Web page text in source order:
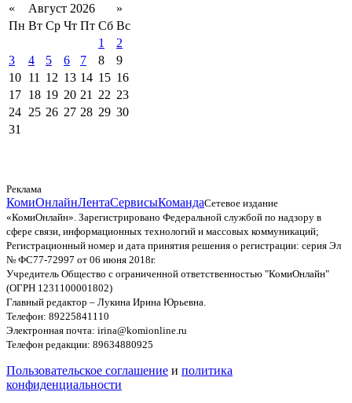
« Август 2026
»
Пн Вт Ср Чт Пт Сб Вс
1
2
3
4 5 6 7 8
9
10 11 12 13 14 15 16
17 18 19 20 21 22 23
24 25 26 27 28 29 30
31
Реклама
КомиОнлайнЛентаСервисыКомандаСетевое издание
«КомиОнлайн». Зарегистрировано Федеральной службой по надзору в
сфере связи, информационных технологий и массовых коммуникаций;
Регистрационный номер и дата принятия решения о регистрации: серия Эл
№ ФС77-72997 от 06 июня 2018г.
Учредитель Общество с ограниченной ответственностью "КомиОнлайн"
(ОГРН 1231100001802)
Главный редактор – Лукина Ирина Юрьевна.
Телефон: 89225841110
Электронная почта: irina@komionline.ru
Телефон редакции: 89634880925
Пользовательское соглашение и политика
конфиденциальности